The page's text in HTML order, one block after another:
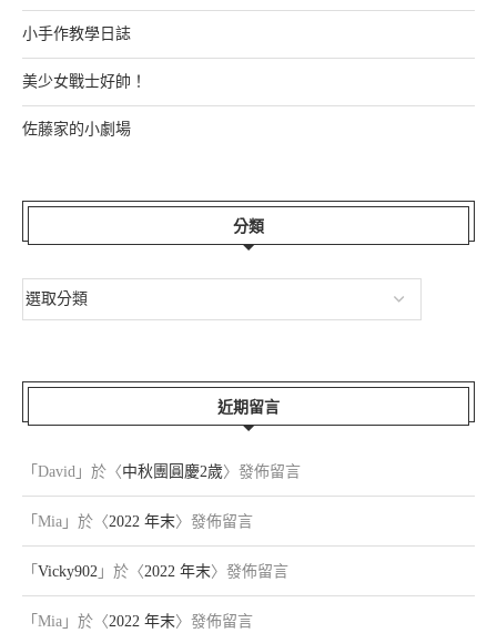
小手作教學日誌
美少女戰士好帥！
佐藤家的小劇場
分類
近期留言
「 David 」於〈中秋團圓慶2歲〉發佈留言
「 Mia 」於〈2022 年末〉發佈留言
「 Vicky902 」於〈2022 年末〉發佈留言
「 Mia 」於〈2022 年末〉發佈留言